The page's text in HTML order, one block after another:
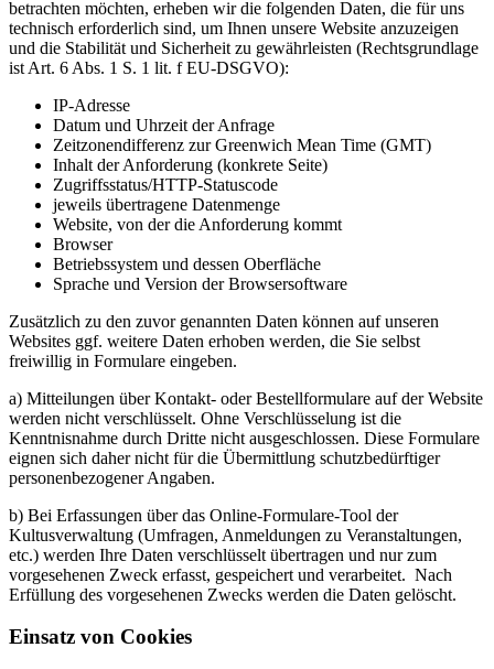
betrachten möchten, erheben wir die folgenden Daten, die für uns
technisch erforderlich sind, um Ihnen unsere Website anzuzeigen
und die Stabilität und Sicherheit zu gewährleisten (Rechtsgrundlage
ist Art. 6 Abs. 1 S. 1 lit. f EU-DSGVO):
IP-Adresse
Datum und Uhrzeit der Anfrage
Zeitzonendifferenz zur Greenwich Mean Time (GMT)
Inhalt der Anforderung (konkrete Seite)
Zugriffsstatus/HTTP-Statuscode
jeweils übertragene Datenmenge
Website, von der die Anforderung kommt
Browser
Betriebssystem und dessen Oberfläche
Sprache und Version der Browsersoftware
Zusätzlich zu den zuvor genannten Daten können auf unseren
Websites ggf. weitere Daten erhoben werden, die Sie selbst
freiwillig in Formulare eingeben.
a) Mitteilungen über Kontakt- oder Bestellformulare auf der Website
werden nicht verschlüsselt. Ohne Verschlüsselung ist die
Kenntnisnahme durch Dritte nicht ausgeschlossen. Diese Formulare
eignen sich daher nicht für die Übermittlung schutzbedürftiger
personenbezogener Angaben.
b) Bei Erfassungen über das Online-Formulare-Tool der
Kultusverwaltung (Umfragen, Anmeldungen zu Veranstaltungen,
etc.) werden Ihre Daten verschlüsselt übertragen und nur zum
vorgesehenen Zweck erfasst, gespeichert und verarbeitet. Nach
Erfüllung des vorgesehenen Zwecks werden die Daten gelöscht.
Einsatz von Cookies